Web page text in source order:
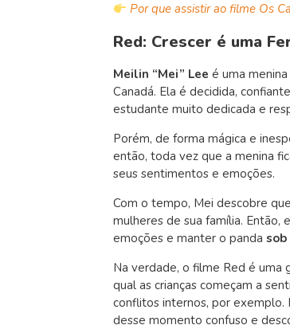
Por que assistir ao filme Os
Red: Crescer é uma
Meilin “Mei” Lee é uma menina
Canadá. Ela é decidida,
estudante muito dedicada e
Porém, de forma mágica e
então, toda vez que a menina
seus sentimentos e emoções.
Com o tempo, Mei descobre
mulheres de sua família. Então,
emoções e manter o panda
Na verdade, o filme Red é uma
qual as crianças começam a
conflitos internos, por exemplo.
desse momento confuso e